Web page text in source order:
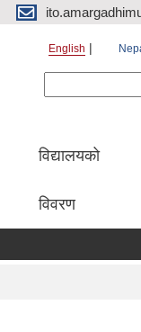
English
विद्यालयको
विवरण